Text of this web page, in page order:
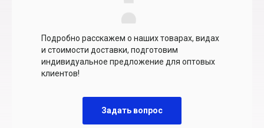
Подробно расскажем о наших товарах, видах
и стоимости доставки, подготовим
индивидуальное предложение для оптовых
клиентов!
Задать вопрос